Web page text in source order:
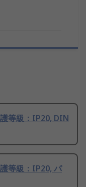
等級：IP20, DIN
等級：IP20, パ